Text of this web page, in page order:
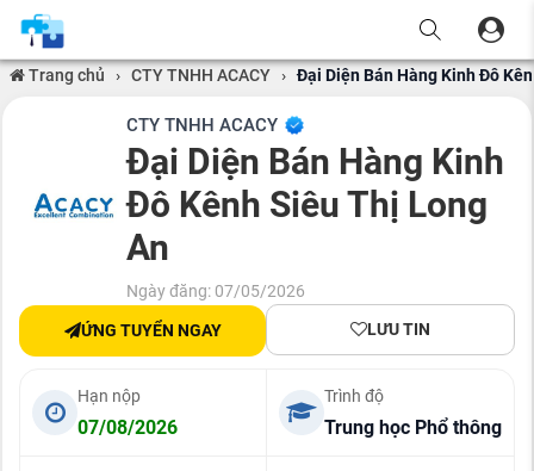
Trang chủ › CTY TNHH ACACY › Đại Diện Bán Hàng Kinh Đô
CTY TNHH ACACY
Đại Diện Bán Hàng Kinh
Đô Kênh Siêu Thị Long
An
Ngày đăng: 07/05/2026
ỨNG TUYỂN NGAY LƯU TIN
Hạn nộp
07/08/2026
Trình độ
Trung học Phổ thông